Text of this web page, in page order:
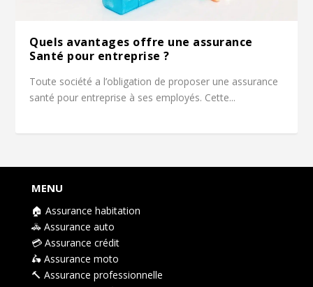
Quels avantages offre une assurance
Santé pour entreprise ?
Toute société a l’obligation de proposer une assurance
santé pour entreprise à ses employés. Cette...
MENU
🏠 Assurance habitation
🚓 Assurance auto
💳 Assurance crédit
🛵 Assurance moto
🔨 Assurance professionnelle